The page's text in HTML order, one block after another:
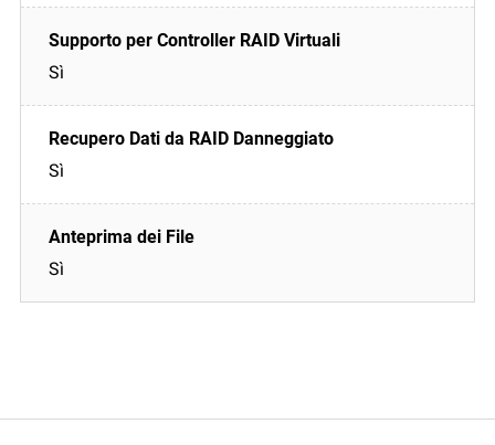
Sì
Sì
Sì